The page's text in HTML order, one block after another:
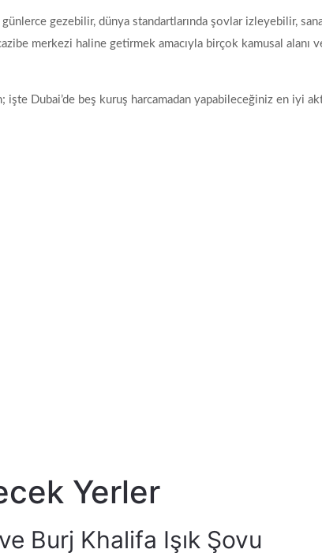
gezebilir, dünya standartlarında şovlar izleyebilir,
merkezi haline getirmek amacıyla birçok kamusal alanı
Dubai’de beş kuruş harcamadan yapabileceğiniz en iyi
Yerler
Burj Khalifa Işık Şovu